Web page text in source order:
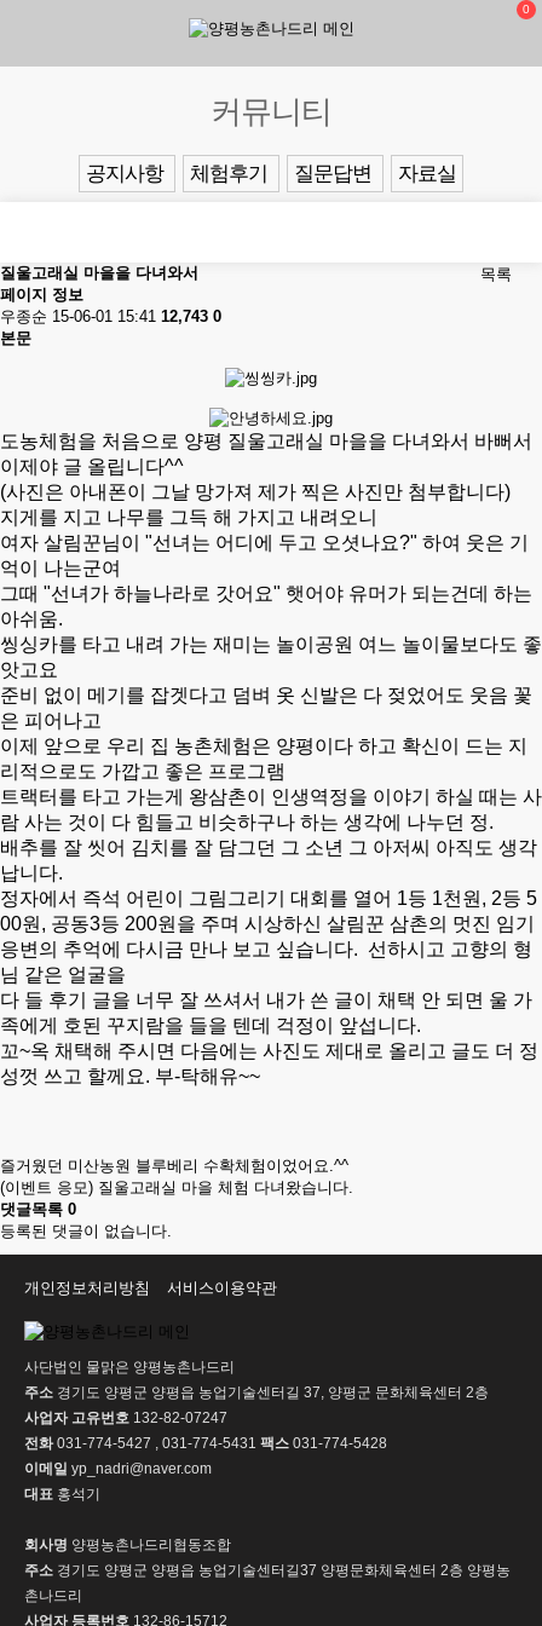
0
커뮤니티
공지사항 체험후기 질문답변 자료실
목록
질울고래실 마을을 다녀와서
페이지 정보
우종순 15-06-01 15:41 12,743 0
본문
도농체험을 처음으로 양평 질울고래실 마을을 다녀와서 바뻐서
이제야 글 올립니다^^
(사진은 아내폰이 그날 망가져 제가 찍은 사진만 첨부합니다)
지게를 지고 나무를 그득 해 가지고 내려오니
여자 살림꾼님이 "선녀는 어디에 두고 오셧나요?" 하여 웃은 기
억이 나는군여
그때 "선녀가 하늘나라로 갓어요" 햇어야 유머가 되는건데 하는
아쉬움.
씽싱카를 타고 내려 가는 재미는 놀이공원 여느 놀이물보다도 좋
앗고요
준비 없이 메기를 잡겟다고 덤벼 옷 신발은 다 젖었어도 웃음 꽃
은 피 어나고
이제 앞으로 우리 집 농촌체험은 양평이다 하고 확신이 드는 지
리적으로도 가깝고 좋은 프로그램
트랙터를 타고 가는게 왕삼촌이 인생역정을 이야기 하실 때는 사
람 사는 것이 다 힘들고 비슷하구나 하는 생각에 나누던 정.
배추를 잘 씻어 김치를 잘 담그던 그 소년 그 아저씨 아직도 생각
납니다.
정자에서 즉석 어린이 그림그리기 대회를 열어 1등 1천원, 2등 5
00원, 공동3등 200원을 주며 시상하신 살림꾼 삼촌의 멋진 임기
응변의 추억에 다시금 만나 보고 싶습니다. 선하시고 고향의 형
님 같은 얼굴을
다 들 후기 글을 너무 잘 쓰셔서 내가 쓴 글이 채택 안 되면 울 가
족에게 호된 꾸지람을 들을 텐데 걱정이 앞섭니다.
꼬~옥 채택해 주시면 다음에는 사진도 제대로 올리고 글도 더 정
성껏 쓰고 할께요. 부-탁해유~~
즐거웠던 미산농원 블루베리 수확체험이었어요.^^
(이벤트 응모) 질울고래실 마을 체험 다녀왔습니다.
댓글목록 0
등록된 댓글이 없습니다.
개인정보처리방침 서비스이용약관
사단법인 물맑은 양평농촌나드리
주소 경기도 양평군 양평읍 농업기술센터길 37, 양평군 문화체육센터 2층
사업자 고유번호 132-82-07247
전화031-774-5427 , 031-774-5431 팩스 031-774-5428
이메일 yp_nadri@naver.com
대표 홍석기
회사명 양평농촌나드리협동조합
주소 경기도 양평군 양평읍 농업기술센터길37 양평문화체육센터 2층 양평농
촌나드리
사업자 등록번호 132-86-15712